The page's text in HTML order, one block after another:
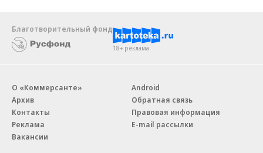
Благотворительный фонд
18+ реклама
О «Коммерсанте»
Архив
Контакты
Реклама
Вакансии
Android
Обратная связь
Правовая информация
E-mail рассылки